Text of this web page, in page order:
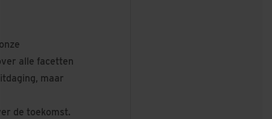
alle facetten
maar
de toekomst.